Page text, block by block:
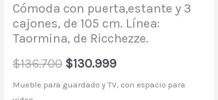
Cómoda con puerta,estante y 3
cajones, de 105 cm. Línea:
Taormina, de Ricchezze.
$136.700 $130.999
Mueble para guardado y TV, con espacio para